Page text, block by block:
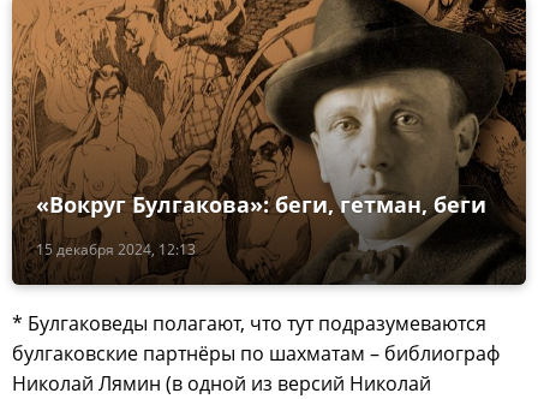
15 декабря 2024, 12:13
«Вокруг Булгакова»: беги, гетман, беги
* Булгаковеды полагают, что тут подразумеваются
булгаковские партнёры по шахматам – библиограф
Николай Лямин (в одной из версий Николай